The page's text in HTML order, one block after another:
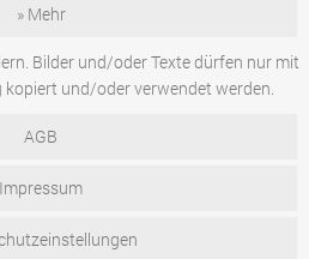
» Mehr
Bilder und/oder Texte dürfen nur mit
und/oder verwendet werden.
AGB
Impressum